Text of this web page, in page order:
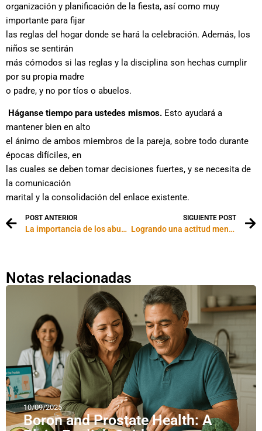
organización y planificación de la fiesta, así como muy
importante para fijar
las reglas del hogar donde se hará la celebración. Además, los
niños se sentirán
más cómodos si las reglas y la disciplina son hechas cumplir
por su propia madre
o padre, y no por tíos o abuelos.
Háganse tiempo para ustedes mismos. Esto ayudará a
mantener bien en alto
el ánimo de ambos miembros de la pareja, sobre todo durante
épocas difíciles, en
las cuales se deben tomar decisiones fuertes, y se necesita de
la comunicación
marital y la consolidación del enlace existente.
POST ANTERIOR
La importancia de los abuelos en la crianza de los niños
SIGUIENTE POST
Logrando una actitud mental positiva
Notas relacionadas
10/09/2025
Boron and Prostate Health: A